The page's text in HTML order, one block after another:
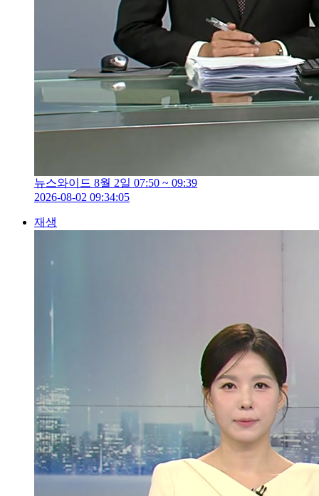
뉴스와이드 8월 2일 07:50 ~ 09:39
2026-08-02 09:34:05
재생